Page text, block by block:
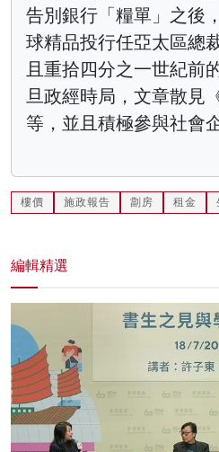
告別銀行「糧單」之後
球精品投行任亞太區總
且重拾四分之一世紀前
旦政經時局，文章散見
等，並且積極參與社會企
樓價 施政報告 劏房 租金
編輯精選